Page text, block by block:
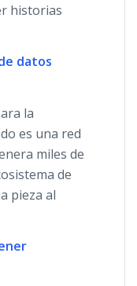
historias
datos
la
es una red
miles de
de
pieza al